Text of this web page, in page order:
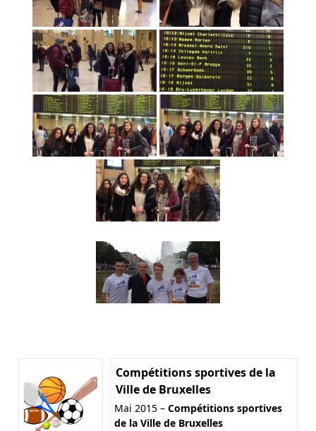
Compétitions sportives de la
Ville de Bruxelles
Mai 2015 – Compétitions sportives
de la Ville de Bruxelles